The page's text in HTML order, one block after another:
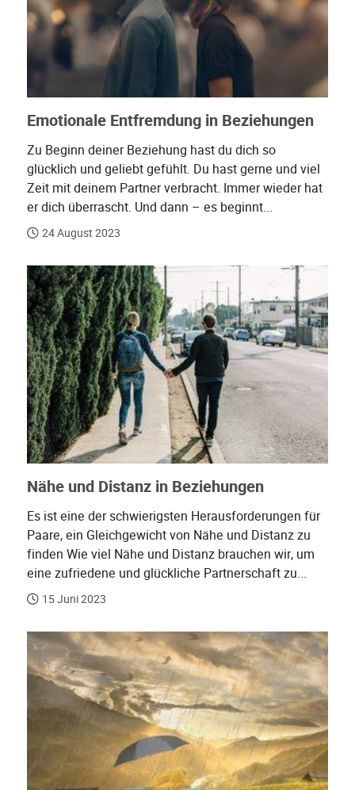
Emotionale Entfremdung in Beziehungen
Zu Beginn deiner Beziehung hast du dich so
glücklich und geliebt gefühlt. Du hast gerne und viel
Zeit mit deinem Partner verbracht. Immer wieder hat
er dich überrascht. Und dann – es beginnt...
24 August 2023
Nähe und Distanz in Beziehungen
Es ist eine der schwierigsten Herausforderungen für
Paare, ein Gleichgewicht von Nähe und Distanz zu
finden Wie viel Nähe und Distanz brauchen wir, um
eine zufriedene und glückliche Partnerschaft zu...
15 Juni 2023